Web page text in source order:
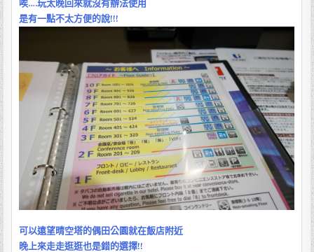
唉….玩太晚回來就沒有辦法使用
是有一點不太方便的說!!!
可以遠望晴空塔的偶田公園就在飯店附近
晚上來走走逛逛也是錯的選擇!!